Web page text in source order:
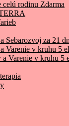
rodinu Zdarma
Sebarozvoj za 21
Varenie v kruhu 5
Varenie v kruhu 5